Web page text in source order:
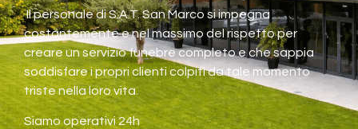
Il personale di S.A.T. San Marco si impegna
costantemente e nel massimo del rispetto per
creare un servizio funebre completo e che sappia
soddisfare i propri clienti colpiti da tale momento
triste nella loro vita.
Siamo operativi 24h